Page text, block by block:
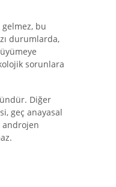
bu
durumlarda,
sorunlara
Diğer
geç anayasal